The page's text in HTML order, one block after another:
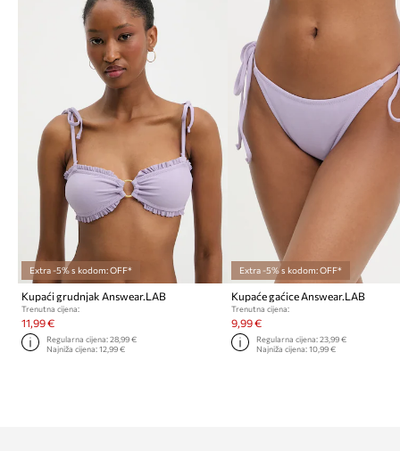
Extra -5% s kodom: OFF*
Kupaći grudnjak Answear.LAB
Trenutna cijena:
11,99 €
Regularna cijena:28,99 €
Najniža cijena:12,99 €
Extra -5% s kodom: OFF*
Kupaće gaćice Answear.LAB
Trenutna cijena:
9,99 €
Regularna cijena: 23,99 €
Najniža cijena: 10,99 €